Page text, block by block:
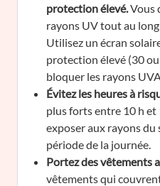
protection élevé.Vous
rayons UV tout au long
Utilisez un écran
protection élevé (30
bloquer les rayons
Évitez les heures à
plus forts entre 10 h et
exposer aux rayons
période de la journée.
Portez des vêtements
vêtements qui